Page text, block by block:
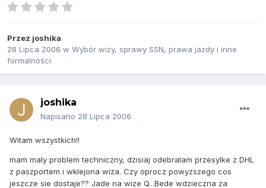
Przez joshika
28 Lipca 2006 w Wybór wizy, sprawy SSN, prawa jazdy i inne
formalności
joshika
Napisano 28 Lipca 2006
Witam wszystkich!!
mam maly problem techniczny, dzisiaj odebralam przesylke z DHL
z paszportem i wklejona wiza. Czy oprocz powyzszego cos
jeszcze sie dostaje?? Jade na wize Q...Bede wdzieczna za